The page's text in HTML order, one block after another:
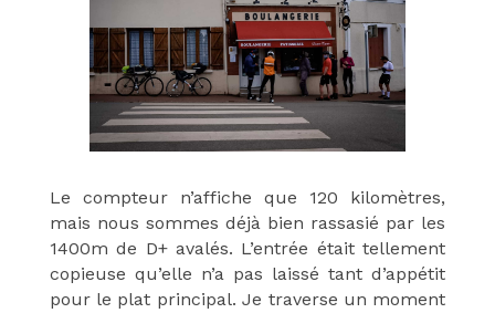
Le compteur n’affiche que 120 kilomètres,
mais nous sommes déjà bien rassasié par les
1400m de D+ avalés. L’entrée était tellement
copieuse qu’elle n’a pas laissé tant d’appétit
pour le plat principal. Je traverse un moment